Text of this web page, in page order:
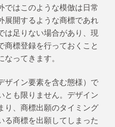
ではこのような模倣は日常
展開するような商標であれ
は足りない場合があり、現
商標登録を行っておくこと
ってきます。
イン要素を含む態様）で
とも限りません。デザイン
り、商標出願のタイミング
る商標を出願してしまった